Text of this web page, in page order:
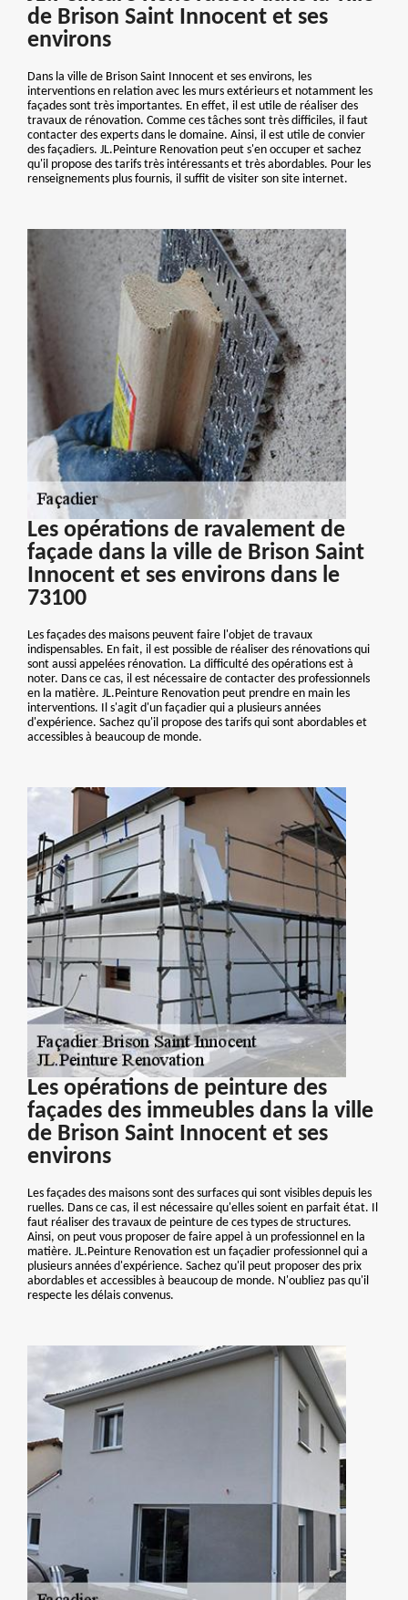
de Brison Saint Innocent et ses
environs
Dans la ville de Brison Saint Innocent et ses environs, les
interventions en relation avec les murs extérieurs et notamment les
façades sont très importantes. En effet, il est utile de réaliser des
travaux de rénovation. Comme ces tâches sont très difficiles, il faut
contacter des experts dans le domaine. Ainsi, il est utile de convier
des façadiers. JL.Peinture Renovation peut s'en occuper et sachez
qu'il propose des tarifs très intéressants et très abordables. Pour les
renseignements plus fournis, il suffit de visiter son site internet.
Les opérations de ravalement de
façade dans la ville de Brison Saint
Innocent et ses environs dans le
73100
Les façades des maisons peuvent faire l'objet de travaux
indispensables. En fait, il est possible de réaliser des rénovations qui
sont aussi appelées rénovation. La difficulté des opérations est à
noter. Dans ce cas, il est nécessaire de contacter des professionnels
en la matière. JL.Peinture Renovation peut prendre en main les
interventions. Il s'agit d'un façadier qui a plusieurs années
d'expérience. Sachez qu'il propose des tarifs qui sont abordables et
accessibles à beaucoup de monde.
Les opérations de peinture des
façades des immeubles dans la ville
de Brison Saint Innocent et ses
environs
Les façades des maisons sont des surfaces qui sont visibles depuis les
ruelles. Dans ce cas, il est nécessaire qu'elles soient en parfait état. Il
faut réaliser des travaux de peinture de ces types de structures.
Ainsi, on peut vous proposer de faire appel à un professionnel en la
matière. JL.Peinture Renovation est un façadier professionnel qui a
plusieurs années d'expérience. Sachez qu'il peut proposer des prix
abordables et accessibles à beaucoup de monde. N'oubliez pas qu'il
respecte les délais convenus.